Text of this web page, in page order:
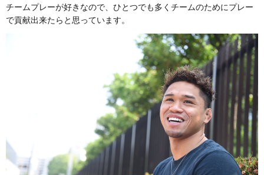
チームプレーが好きなので、ひとつでも多くチームのためにプレー
で貢献出来たらと思っています。